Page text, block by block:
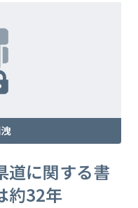
道に関する書
約32年